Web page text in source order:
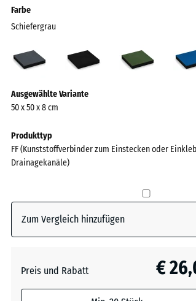
Farbe
Schiefergrau
Schiefergrau
(active)
Informationen
zu
Farben?
Farbpalette
(active)
- € 2,40
Ausgewählte Variante
50 x 50 x 8 cm
Produkttyp
FF (Kunststoffverbinder zum Einstecken oder
Drainagekanäle)
Zum Vergleich hinzufügen
Preis und Rabatt €